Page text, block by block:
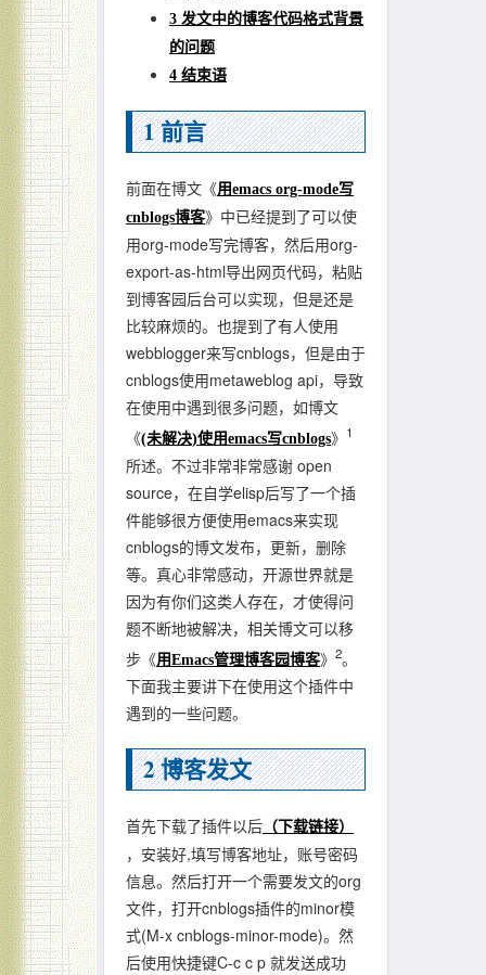
3 发文中的博客代码格式背景
的问题
4 结束语
1前言
前面在博文《用emacs org-mode写
cnblogs博客》中已经提到了可以使
用org-mode写完博客，然后用org-
export-as-html导出网页代码，粘贴
到博客园后台可以实现，但是还是
比较麻烦的。也提到了有人使用
webblogger来写cnblogs，但是由于
cnblogs使用metaweblog api，导致
在使用中遇到很多问题，如博文
《(未解决)使用emacs写cnblogs》 1
所述。不过非常非常感谢 open
source，在自学elisp后写了一个插
件能够很方便使用emacs来实现
cnblogs的博文发布，更新，删除
等。真心非常感动，开源世界就是
因为有你们这类人存在，才使得问
题不断地被解决，相关博文可以移
步《用Emacs管理博客园博客》 2。
下面我主要讲下在使用这个插件中
遇到的一些问题。
2博客发文
首先下载了插件以后 （下载链接）
，安装好,填写博客地址，账号密码
信息。然后打开一个需要发文的org
文件，打开cnblogs插件的minor模
式(M-x cnblogs-minor-mode)。然
后使用快捷键C-c c p 就发送成功